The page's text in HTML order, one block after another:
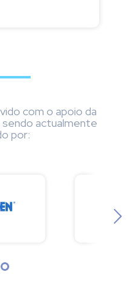
com o apoio da
actualmente
por: